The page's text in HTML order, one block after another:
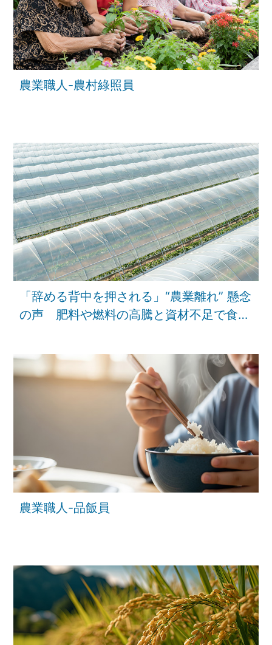
農業職人-農村綠照員
「辞める背中を押される」“農業離れ” 懸念
の声 肥料や燃料の高騰と資材不足で食を
集】｜TBS NEWS DIG
農業職人-品飯員